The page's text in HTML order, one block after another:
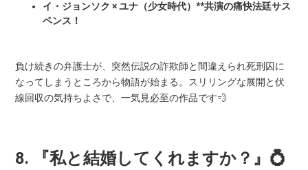
イ・ジョンソク × ユナ（少女時代）**共演の痛快法廷サス
ペンス！
負け続きの弁護士が、突然伝説の詐欺師と間違えられ死刑囚に
なってしまうところから物語が始まる。スリリングな展開と伏
線回収の気持ちよさで、一気見必至の作品です💨
8. 『私と結婚してくれますか？』💍